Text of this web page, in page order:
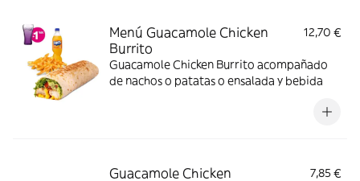
Menú Guacamole Chicken
Burrito
12,70 €
Guacamole Chicken Burrito acompañado
de nachos o patatas o ensalada y bebida
Guacamole Chicken
7,85 €